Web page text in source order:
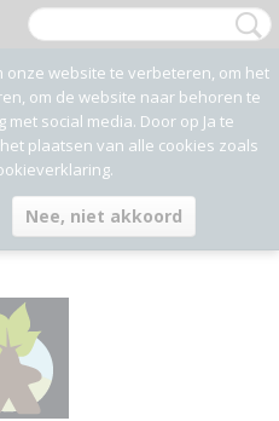
onze website te verbeteren, om het
om de website naar behoren te
social media. Door op Ja te
plaatsen van alle cookies zoals
Nee, niet akkoord